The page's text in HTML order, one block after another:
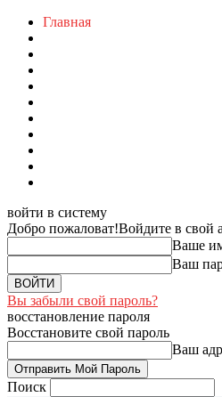
Главная
войти в систему
Добро пожаловат!Войдите в свой
Ваше
Ваш
Вы забыли свой пароль?
восстановление пароля
Восстановите свой пароль
Ваш
Поиск